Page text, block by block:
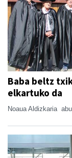
Baba beltz
elkartuko da
Noaua Aldizkaria